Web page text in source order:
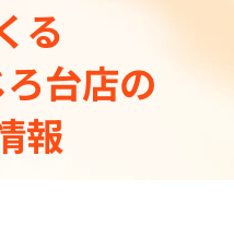
⼀覧
る
台店の
報